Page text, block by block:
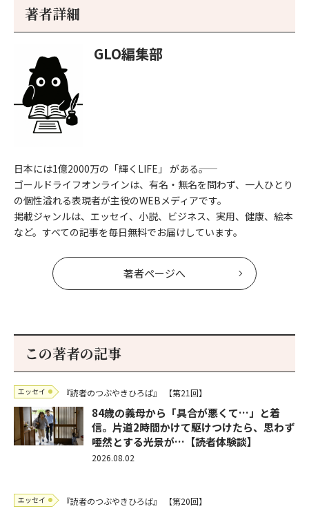
著者詳細
GLO編集部
日本には1億2000万の「輝くLIFE」 がある――。
ゴールドライフオンラインは、有名・無名を問わず、一人ひとり
の個性溢れる表現者が主役のWEBメディアです。
掲載ジャンルは、エッセイ、小説、ビジネス、実用、健康、絵本
など。すべての記事を毎日無料でお届けしています。
著者ページへ
この著者の記事
エッセイ 『読者のつぶやきひろば』 【第21回】
84歳の義母から「具合が悪くて…」と着
信。片道2時間かけて駆けつけたら、思わず
唖然とする光景が…【読者体験談】
2026.08.02
エッセイ 『読者のつぶやきひろば』 【第20回】